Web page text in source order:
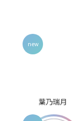
葉乃瑞月